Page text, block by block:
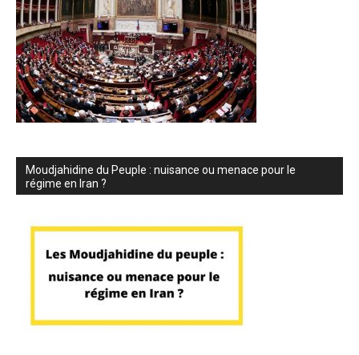
Moudjahidine du Peuple : nuisance ou menace pour le
régime en Iran ?